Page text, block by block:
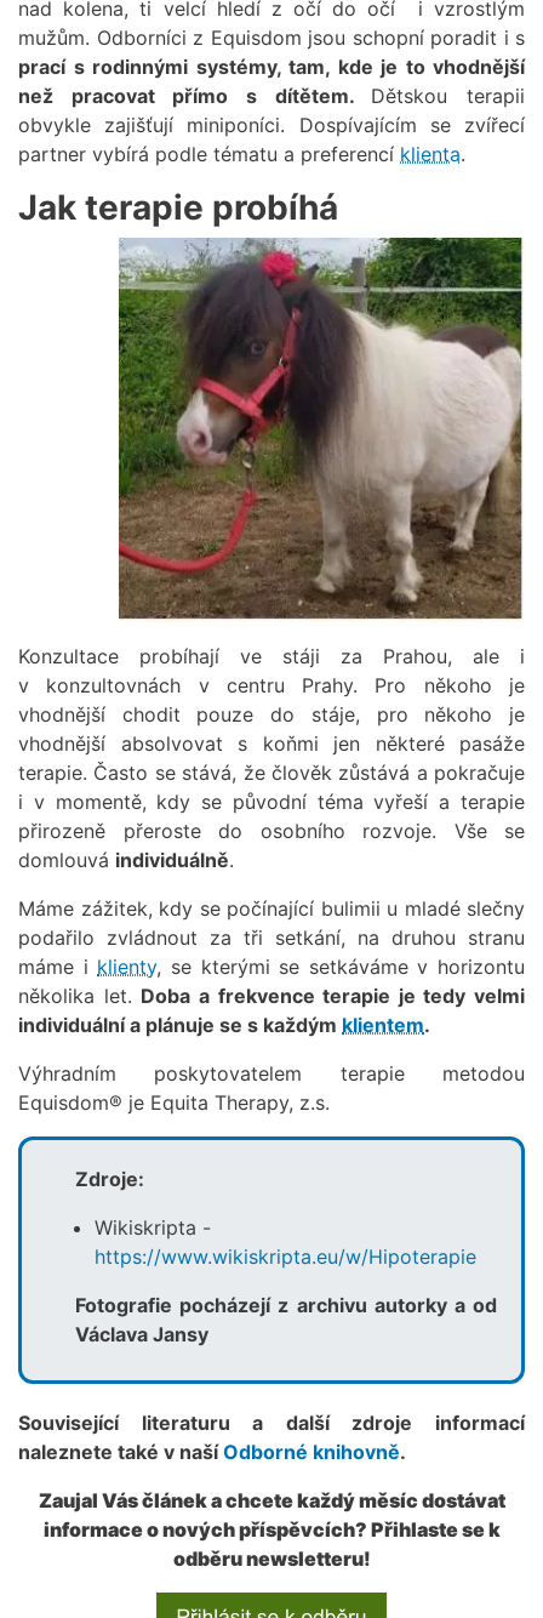
nad kolena, ti velcí hledí z očí do očí i vzrostlým
mužům. Odborníci z Equisdom jsou schopní poradit i s
prací s rodinnými systémy, tam, kde je to vhodnější
než pracovat přímo s dítětem. Dětskou terapii
obvykle zajišťují miniponíci. Dospívajícím se zvířecí
partner vybírá podle tématu a preferencí klienta.
Jak terapie probíhá
Obrázek
Konzultace probíhají ve stáji za Prahou, ale i
v konzultovnách v centru Prahy. Pro někoho je
vhodnější chodit pouze do stáje, pro někoho je
vhodnější absolvovat s koňmi jen některé pasáže
terapie. Často se stává, že člověk zůstává a pokračuje
i v momentě, kdy se původní téma vyřeší a terapie
přirozeně přeroste do osobního rozvoje. Vše se
domlouvá individuálně.
Máme zážitek, kdy se počínající bulimii u mladé slečny
podařilo zvládnout za tři setkání, na druhou stranu
máme i klienty, se kterými se setkáváme v horizontu
několika let. Doba a frekvence terapie je tedy velmi
individuální a plánuje se s každým klientem.
Výhradním poskytovatelem terapie metodou
Equisdom® je Equita Therapy, z.s.
Zdroje:
Wikiskripta -
https://www.wikiskripta.eu/w/Hipoterapie
Fotografie pocházejí z archivu autorky a od
Václava Jansy
Související literaturu a další zdroje informací
naleznete také v našíOdborné knihovně.
Zaujal Vás článek a chcete každý měsíc dostávat
informace o nových příspěvcích? Přihlaste se k
odběru newsletteru!